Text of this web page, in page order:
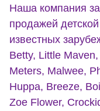
Наша компания
продажей
известных
Betty, Little
Meters, Malwee,
Huppa, Breeze,
Zoe Flower,